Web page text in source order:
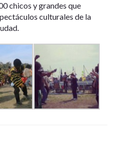
chicos y grandes que
culturales de la